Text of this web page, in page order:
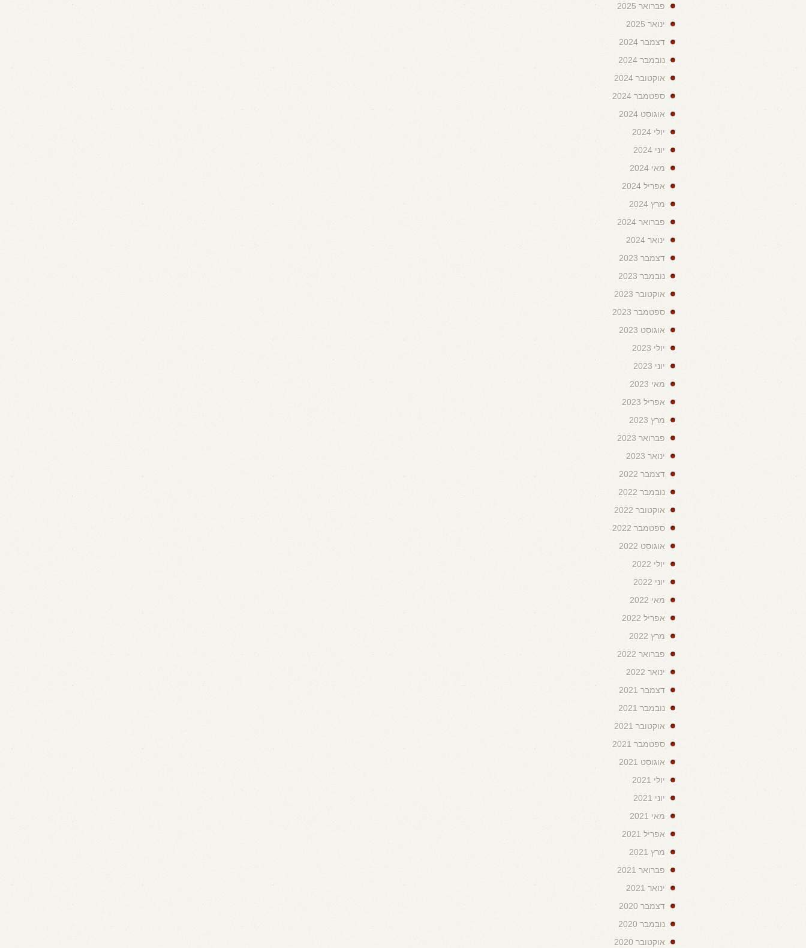
פברואר 2025
ינואר 2025
דצמבר 2024
נובמבר 2024
אוקטובר 2024
ספטמבר 2024
אוגוסט 2024
יולי 2024
יוני 2024
מאי 2024
אפריל 2024
מרץ 2024
פברואר 2024
ינואר 2024
דצמבר 2023
נובמבר 2023
אוקטובר 2023
ספטמבר 2023
אוגוסט 2023
יולי 2023
יוני 2023
מאי 2023
אפריל 2023
מרץ 2023
פברואר 2023
ינואר 2023
דצמבר 2022
נובמבר 2022
אוקטובר 2022
ספטמבר 2022
אוגוסט 2022
יולי 2022
יוני 2022
מאי 2022
אפריל 2022
מרץ 2022
פברואר 2022
ינואר 2022
דצמבר 2021
נובמבר 2021
אוקטובר 2021
ספטמבר 2021
אוגוסט 2021
יולי 2021
יוני 2021
מאי 2021
אפריל 2021
מרץ 2021
פברואר 2021
ינואר 2021
דצמבר 2020
נובמבר 2020
אוקטובר 2020